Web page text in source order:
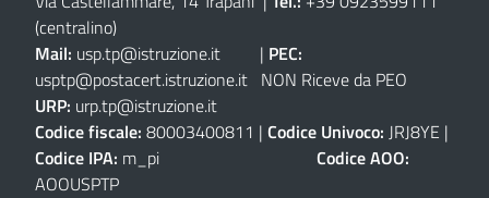
(centralino)
Mail: usp.tp@istruzione.it | PEC:
usptp@postacert.istruzione.it NON Riceve da PEO
URP: urp.tp@istruzione.it
Codice fiscale: 80003400811 | Codice Univoco: JRJ8YE |
Codice IPA: m_pi Codice AOO:
AOOUSPTP